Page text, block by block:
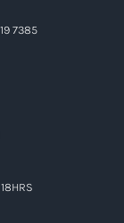
7385